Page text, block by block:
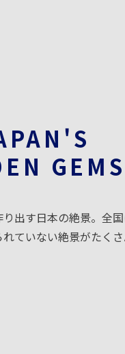
GEMS
出す日本の絶景。全
ていない絶景がたくさ